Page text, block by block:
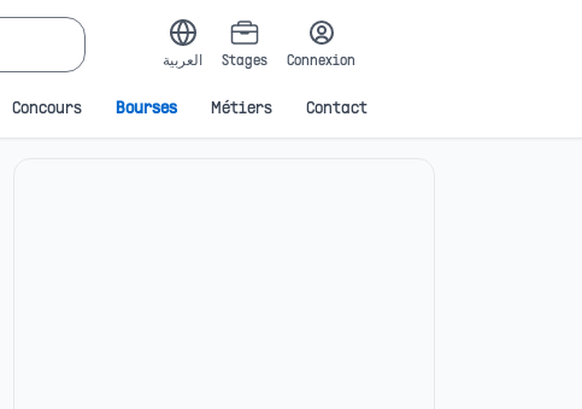
العربية Stages Connexion
Concours Bourses Métiers Contact